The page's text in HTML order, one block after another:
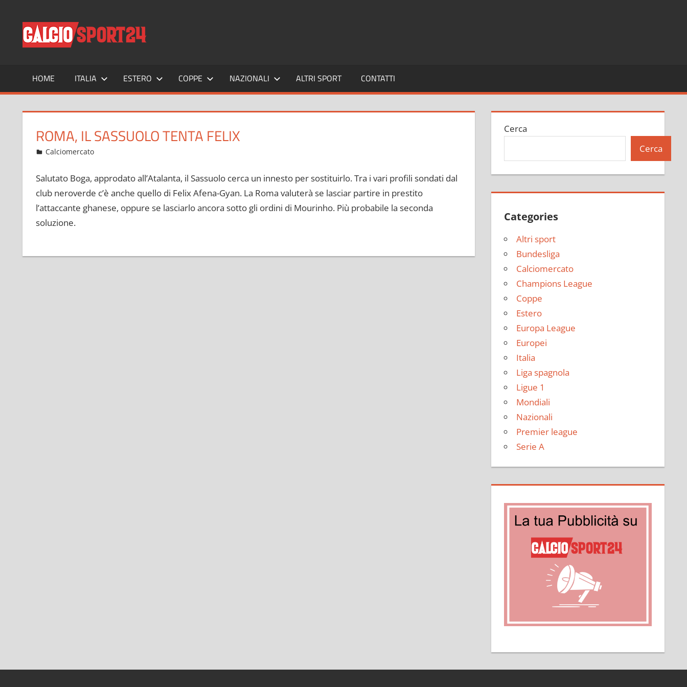
contenuto
Tutto
sul
mondo
calcio
e
HOME ITALIA ESTERO COPPE NAZIONALI ALTRI SPORT CONTATTI
ROMA, IL SASSUOLO TENTA FELIX
Dicembre 30, 2021
admin
Calciomercato
Salutato Boga, approdato all’Atalanta, il Sassuolo cerca un innesto per sostituirlo. Tra i vari profili sondati dal
club neroverde c’è anche quello di Felix Afena-Gyan. La Roma valuterà se lasciar partire in prestito
l’attaccante ghanese, oppure se lasciarlo ancora sotto gli ordini di Mourinho. Più probabile la seconda
soluzione.
Cerca
Cerca
Categories
Altri sport
Bundesliga
Calciomercato
Champions League
Coppe
Estero
Europa League
Europei
Italia
Liga spagnola
Ligue 1
Mondiali
Nazionali
Premier league
Serie A